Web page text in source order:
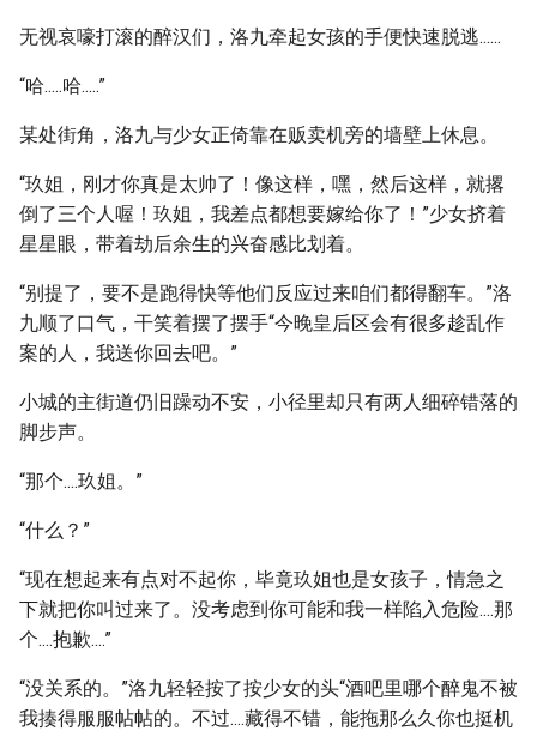
无视哀嚎打滚的醉汉们，洛九牵起女孩的手便快速脱逃......
“哈.....哈.....”
某处街角，洛九与少女正倚靠在贩卖机旁的墙壁上休息。
“玖姐，刚才你真是太帅了！像这样，嘿，然后这样，就撂
倒了三个人喔！玖姐，我差点都想要嫁给你了！”少女挤着
星星眼，带着劫后余生的兴奋感比划着。
“别提了，要不是跑得快等他们反应过来咱们都得翻车。”洛
九顺了口气，干笑着摆了摆手“今晚皇后区会有很多趁乱作
案的人，我送你回去吧。”
小城的主街道仍旧躁动不安，小径里却只有两人细碎错落的
脚步声。
“那个....玖姐。”
“什么？”
“现在想起来有点对不起你，毕竟玖姐也是女孩子，情急之
下就把你叫过来了。没考虑到你可能和我一样陷入危险....那
个....抱歉....”
“没关系的。”洛九轻轻按了按少女的头“酒吧里哪个醉鬼不被
我揍得服服帖帖的。不过....藏得不错，能拖那么久你也挺机